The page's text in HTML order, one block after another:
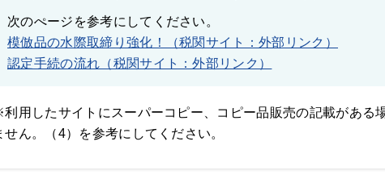
次のぺージを参考にしてください。
模倣品の水際取締り強化！（税関サイト：外部リンク）
認定手続の流れ（税関サイト：外部リンク）
用したサイトにスーパーコピー、コピー品販売の記載がある
せん。（4）を参考にしてください。